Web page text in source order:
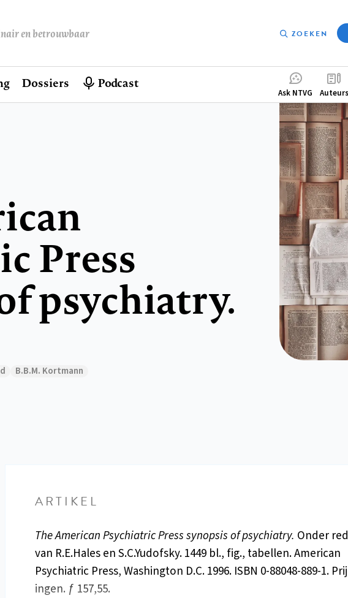
en betrouwbaar ZOEKEN
Dossiers Podcast
menu
Ask NTVG Auteurs
Press
psychiatry.
B.B.M. Kortmann
ARTIKEL
The American Psychiatric Press synopsis of psychiatry. Onder
van R.E.Hales en S.C.Yudofsky. 1449 bl., fig., tabellen. American
Psychiatric Press, Washington D.C. 1996. ISBN 0-88048-889-1.
ingen. ƒ 157,55.